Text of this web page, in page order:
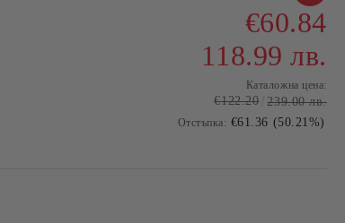
€60.84
118.99 лв.
Каталожна цена:
€122.20 239.00 лв.
Отстъпка: €61.36 (50.21%)